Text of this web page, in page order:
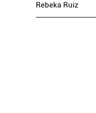
Rebeka Ruiz